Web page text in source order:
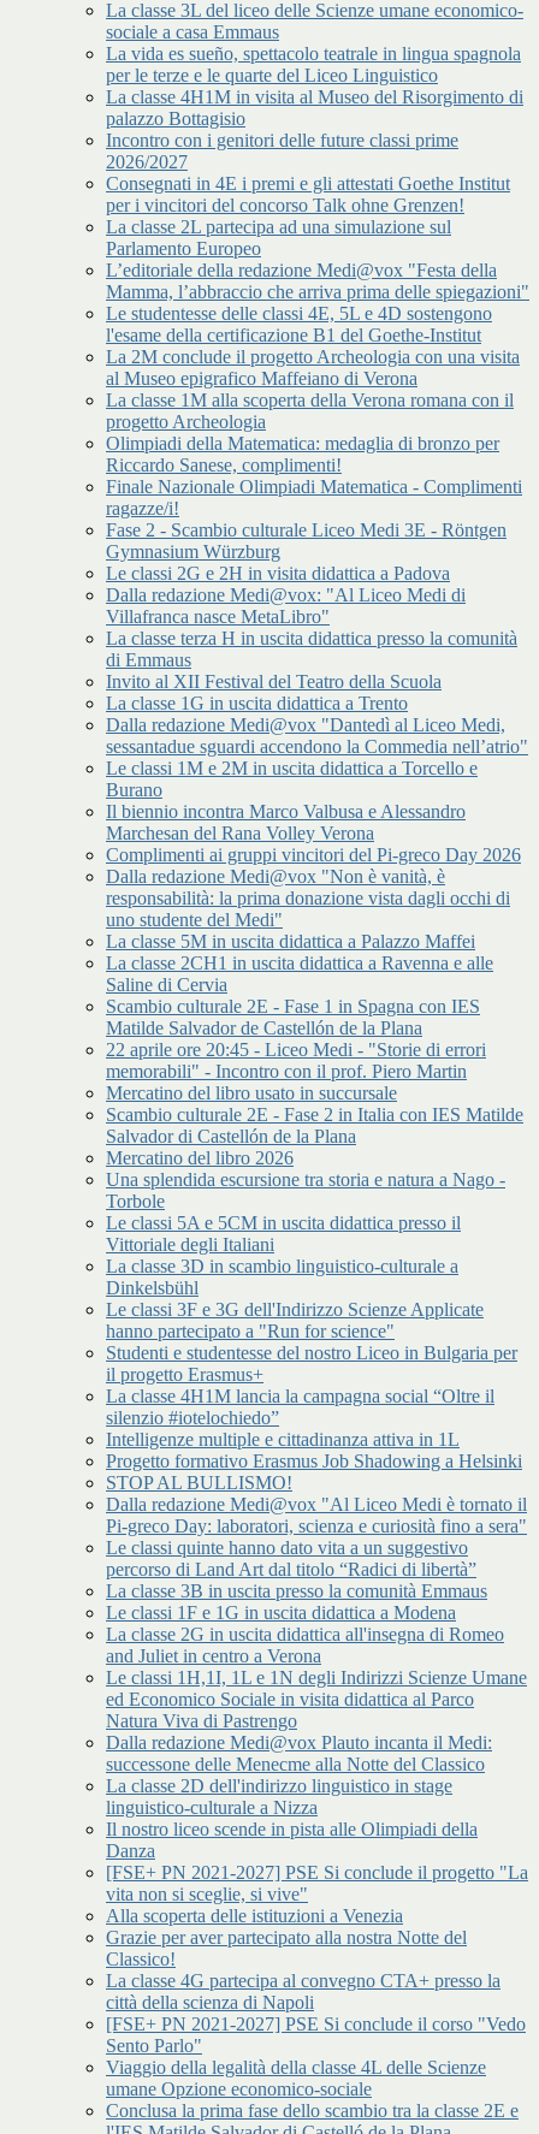
La classe 3L del liceo delle Scienze umane economico-
sociale a casa Emmaus
La vida es sueño, spettacolo teatrale in lingua spagnola
per le terze e le quarte del Liceo Linguistico
La classe 4H1M in visita al Museo del Risorgimento di
palazzo Bottagisio
Incontro con i genitori delle future classi prime
2026/2027
Consegnati in 4E i premi e gli attestati Goethe Institut
per i vincitori del concorso Talk ohne Grenzen!
La classe 2L partecipa ad una simulazione sul
Parlamento Europeo
L’editoriale della redazione Medi@vox "Festa della
Mamma, l’abbraccio che arriva prima delle spiegazioni"
Le studentesse delle classi 4E, 5L e 4D sostengono
l'esame della certificazione B1 del Goethe-Institut
La 2M conclude il progetto Archeologia con una visita
al Museo epigrafico Maffeiano di Verona
La classe 1M alla scoperta della Verona romana con il
progetto Archeologia
Olimpiadi della Matematica: medaglia di bronzo per
Riccardo Sanese, complimenti!
Finale Nazionale Olimpiadi Matematica - Complimenti
ragazze/i!
Fase 2 - Scambio culturale Liceo Medi 3E - Röntgen
Gymnasium Würzburg
Le classi 2G e 2H in visita didattica a Padova
Dalla redazione Medi@vox: "Al Liceo Medi di
Villafranca nasce MetaLibro"
La classe terza H in uscita didattica presso la comunità
di Emmaus
Invito al XII Festival del Teatro della Scuola
La classe 1G in uscita didattica a Trento
Dalla redazione Medi@vox "Dantedì al Liceo Medi,
sessantadue sguardi accendono la Commedia nell’atrio"
Le classi 1M e 2M in uscita didattica a Torcello e
Burano
Il biennio incontra Marco Valbusa e Alessandro
Marchesan del Rana Volley Verona
Complimenti ai gruppi vincitori del Pi-greco Day 2026
Dalla redazione Medi@vox "Non è vanità, è
responsabilità: la prima donazione vista dagli occhi di
uno studente del Medi"
La classe 5M in uscita didattica a Palazzo Maffei
La classe 2CH1 in uscita didattica a Ravenna e alle
Saline di Cervia
Scambio culturale 2E - Fase 1 in Spagna con IES
Matilde Salvador de Castellón de la Plana
22 aprile ore 20:45 - Liceo Medi - "Storie di errori
memorabili" - Incontro con il prof. Piero Martin
Mercatino del libro usato in succursale
Scambio culturale 2E - Fase 2 in Italia con IES Matilde
Salvador di Castellón de la Plana
Mercatino del libro 2026
Una splendida escursione tra storia e natura a Nago -
Torbole
Le classi 5A e 5CM in uscita didattica presso il
Vittoriale degli Italiani
La classe 3D in scambio linguistico-culturale a
Dinkelsbühl
Le classi 3F e 3G dell'Indirizzo Scienze Applicate
hanno partecipato a "Run for science"
Studenti e studentesse del nostro Liceo in Bulgaria per
il progetto Erasmus+
La classe 4H1M lancia la campagna social “Oltre il
silenzio #iotelochiedo”
Intelligenze multiple e cittadinanza attiva in 1L
Progetto formativo Erasmus Job Shadowing a Helsinki
STOP AL BULLISMO!
Dalla redazione Medi@vox "Al Liceo Medi è tornato il
Pi-greco Day: laboratori, scienza e curiosità fino a sera"
Le classi quinte hanno dato vita a un suggestivo
percorso di Land Art dal titolo “Radici di libertà”
La classe 3B in uscita presso la comunità Emmaus
Le classi 1F e 1G in uscita didattica a Modena
La classe 2G in uscita didattica all'insegna di Romeo
and Juliet in centro a Verona
Le classi 1H,1I, 1L e 1N degli Indirizzi Scienze Umane
ed Economico Sociale in visita didattica al Parco
Natura Viva di Pastrengo
Dalla redazione Medi@vox Plauto incanta il Medi:
successone delle Menecme alla Notte del Classico
La classe 2D dell'indirizzo linguistico in stage
linguistico-culturale a Nizza
Il nostro liceo scende in pista alle Olimpiadi della
Danza
[FSE+ PN 2021-2027] PSE Si conclude il progetto "La
vita non si sceglie, si vive"
Alla scoperta delle istituzioni a Venezia
Grazie per aver partecipato alla nostra Notte del
Classico!
La classe 4G partecipa al convegno CTA+ presso la
città della scienza di Napoli
[FSE+ PN 2021-2027] PSE Si conclude il corso "Vedo
Sento Parlo"
Viaggio della legalità della classe 4L delle Scienze
umane Opzione economico-sociale
Conclusa la prima fase dello scambio tra la classe 2E e